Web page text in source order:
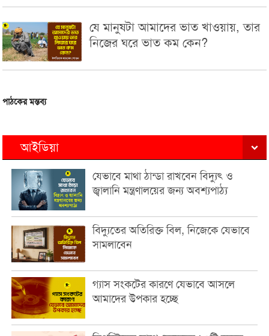
যে মানুষটা আমাদের ভাত খাওয়ায়, তার
নিজের ঘরে ভাত কম কেন?
পাঠকের মন্তব্য
আইডিয়া
যেভাবে মাথা ঠান্ডা রাখবেন বিদ্যুৎ ও
জ্বালানি মন্ত্রণালয়ের জন্য অবশ্যপাঠ্য
বিদ্যুতের অতিরিক্ত বিল, নিজেকে যেভাবে
সামলাবেন
গ্যাস সংকটের কারণে যেভাবে আসলে
আমাদের উপকার হচ্ছে